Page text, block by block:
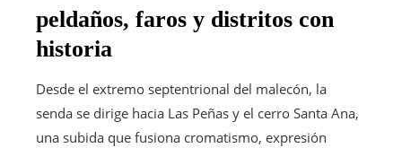
peldaños, faros y distritos con
historia
Desde el extremo septentrional del malecón, la
senda se dirige hacia Las Peñas y el cerro Santa Ana,
una subida que fusiona cromatismo, expresión